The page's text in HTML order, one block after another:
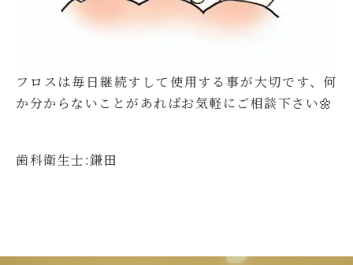
フロスは毎日継続すして使用する事が大切です、何
か分からないことがあればお気軽にご相談下さい🌼
歯科衛生士:鎌田